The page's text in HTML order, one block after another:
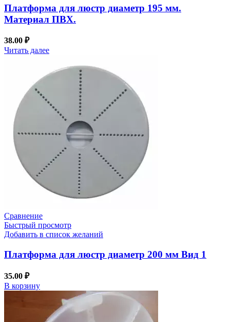
Платформа для люстр диаметр 195 мм.
Материал ПВХ.
38.00 ₽
Читать далее
Сравнение
Быстрый просмотр
Добавить в список желаний
Платформа для люстр диаметр 200 мм Вид 1
35.00 ₽
В корзину